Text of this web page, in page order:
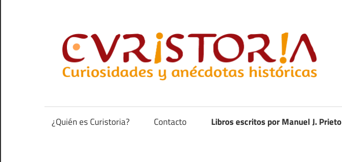
contenido
anécdotas
de
¿Quién es Curistoria? Contacto Libros escritos por Manuel J. Prieto